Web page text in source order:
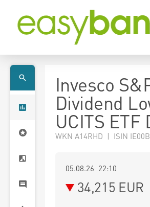
Invesco
Dividend
UCITS ETF
WKN A14RHD | ISIN
05.08.26 22:10
34,215 EUR